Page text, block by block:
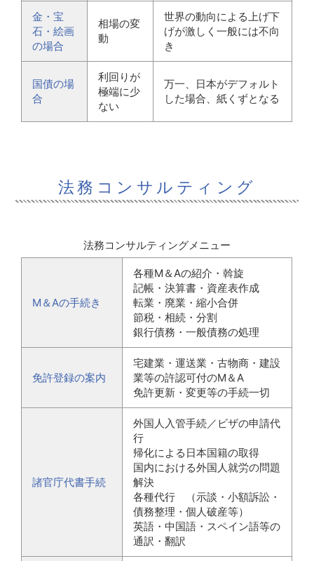
金・宝
石・絵画
の場合
相場の変
動
世界の動向による上げ下
げが激しく一般には不向
き
国債の場
合
利回りが
極端に少
ない
万一、日本がデフォルト
した場合、紙くずとなる
法務コンサルティング
法務コンサルティングメニュー
M＆Aの手続き
各種M＆Aの紹介・斡旋
記帳・決算書・資産表作成
転業・廃業・縮小合併
節税・相続・分割
銀行債務・一般債務の処理
免許登録の案内
宅建業・運送業・古物商・建設
業等の許認可付のM＆A
免許更新・変更等の手続一切
諸官庁代書手続
外国人入管手続／ビザの申請代
行
帰化による日本国籍の取得
国内における外国人就労の問題
解決
各種代行 （示談・小額訴訟・
債務整理・個人破産等）
英語・中国語・スペイン語等の
通訳・翻訳